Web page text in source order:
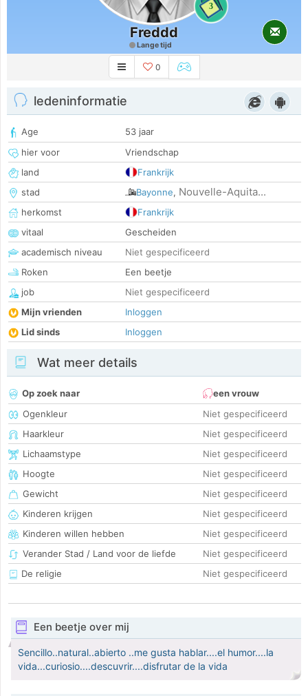
3
Freddd
Lange tijd
0
ledeninformatie
Age
53 jaar
hier voor
Vriendschap
land
Frankrijk
stad
Bayonne, Nouvelle-Aquita...
herkomst
Frankrijk
vitaal
Gescheiden
academisch niveau
Niet gespecificeerd
Roken
Een beetje
job
Niet gespecificeerd
Mijn vrienden
Inloggen
Lid sinds
Inloggen
Wat meer details
Op zoek naar
een vrouw
Ogenkleur
Niet gespecificeerd
Haarkleur
Niet gespecificeerd
Lichaamstype
Niet gespecificeerd
Hoogte
Niet gespecificeerd
Gewicht
Niet gespecificeerd
Kinderen krijgen
Niet gespecificeerd
Kinderen willen hebben
Niet gespecificeerd
Verander Stad / Land voor de liefde
Niet gespecificeerd
De religie
Niet gespecificeerd
Een beetje over mij
Sencillo..natural..abierto ..me gusta hablar....el humor....la
vida...curiosio....descuvrir....disfrutar de la vida